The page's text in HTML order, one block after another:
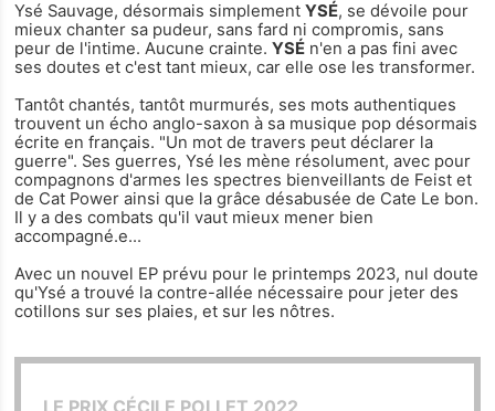
Ysé Sauvage, désormais simplementYSÉ, se dévoile pour
mieux chanter sa pudeur, sans fard ni compromis, sans
peur de l'intime. Aucune crainte.YSÉ n'en a pas fini avec
ses doutes et c'est tant mieux, car elle ose les transformer.
Tantôt chantés, tantôt murmurés, ses mots authentiques
trouvent un écho anglo-saxon à sa musique pop désormais
écrite en français. "Un mot de travers peut déclarer la
guerre". Ses guerres, Ysé les mène résolument, avec pour
compagnons d'armes les spectres bienveillants de Feist et
de Cat Power ainsi que la grâce désabusée de Cate Le bon.
Il y a des combats qu'il vaut mieux mener bien
accompagné.e...
Avec un nouvel EP prévu pour le printemps 2023, nul doute
qu'Ysé a trouvé la contre-allée nécessaire pour jeter des
cotillons sur ses plaies, et sur les nôtres.